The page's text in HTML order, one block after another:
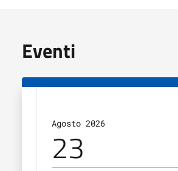
Eventi
Agosto 2026
23